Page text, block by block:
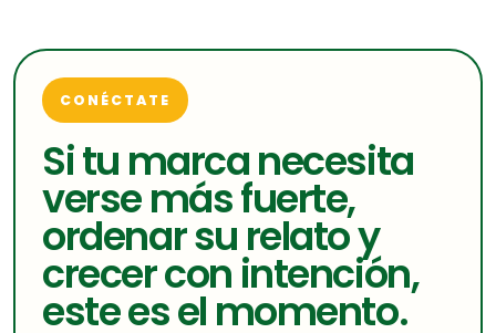
CONÉCTATE
Si tu marca necesita
verse más fuerte,
ordenar su relato y
crecer con intención,
este es el momento.